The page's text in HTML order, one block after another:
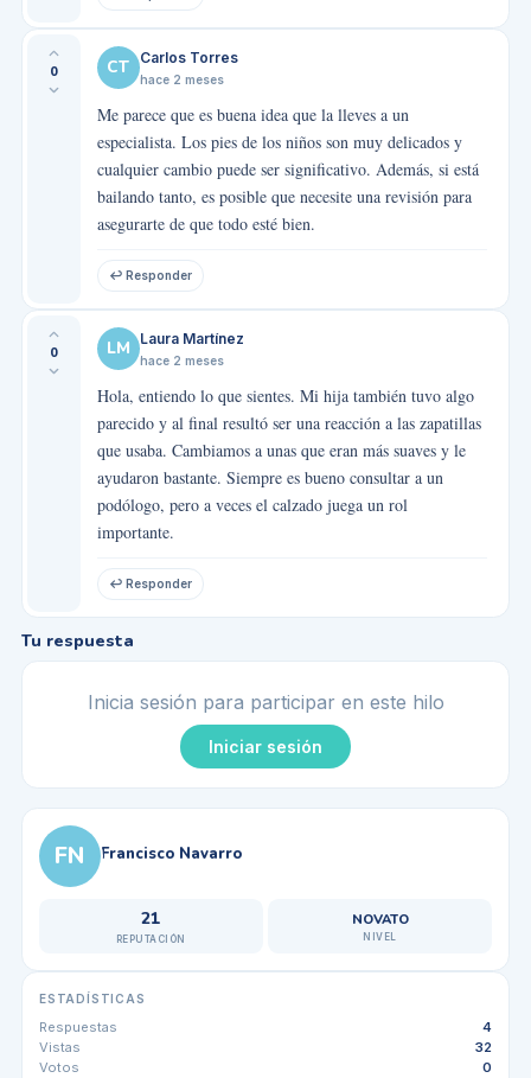
0 CT Carlos Torres
hace 2 meses
Me parece que es buena idea que la lleves a un
especialista. Los pies de los niños son muy delicados y
cualquier cambio puede ser significativo. Además, si está
bailando tanto, es posible que necesite una revisión para
asegurarte de que todo esté bien.
↩ Responder
0 LM Laura Martínez
hace 2 meses
Hola, entiendo lo que sientes. Mi hija también tuvo algo
parecido y al final resultó ser una reacción a las zapatillas
que usaba. Cambiamos a unas que eran más suaves y le
ayudaron bastante. Siempre es bueno consultar a un
podólogo, pero a veces el calzado juega un rol
importante.
↩ Responder
Tu respuesta
Inicia sesión para participar en este hilo
Iniciar sesión
FN Francisco Navarro
21
REPUTACIÓN
NOVATO
NIVEL
ESTADÍSTICAS
Respuestas
4
Vistas
32
Votos
0